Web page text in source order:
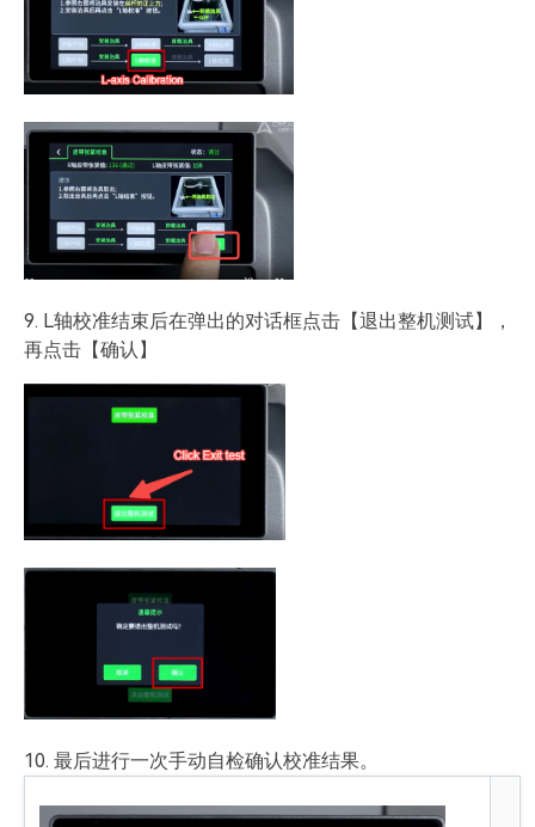
9. L轴校准结束后在弹出的对话框点击【退出整机测试】，
再点击【确认】
10. 最后进行一次手动自检确认校准结果。